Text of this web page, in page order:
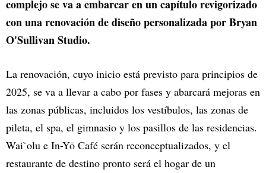
complejo se va a embarcar en un capítulo revigorizado
con una renovación de diseño personalizada por Bryan
O'Sullivan Studio.
La renovación, cuyo inicio está previsto para principios de
2025, se va a llevar a cabo por fases y abarcará mejoras en
las zonas públicas, incluidos los vestíbulos, las zonas de
pileta, el spa, el gimnasio y los pasillos de las residencias.
Wai`olu e In-Yō Café serán reconceptualizados, y el
restaurante de destino pronto será el hogar de un